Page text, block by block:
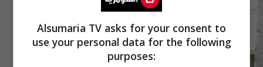
Alsumaria TV asks for your consent to
use your personal data for the following
purposes: